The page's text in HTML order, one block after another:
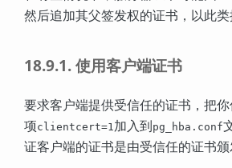
然后追加其父签发权的证书，以此
18.9.1. 使用客户端证书
要求客户端提供受信任的证书，把
项clientcert=1 加入到pg_hba.conf
证客户端的证书是由受信任的证书颁